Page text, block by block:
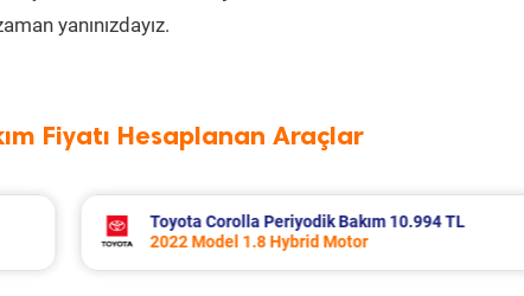
yanınızdayız.
Fiyatı Hesaplanan Araçlar
Volvo Xc60 Periyodik Bakım 10.267 TL
2014 Model 2.0 D4 Motor